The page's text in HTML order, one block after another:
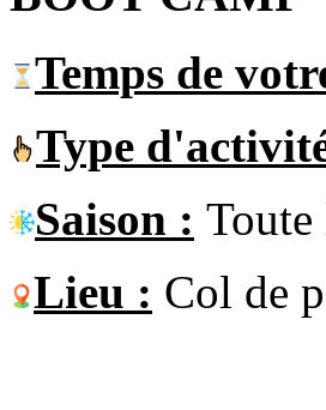
Temps de
Type
Saison : Toute
Lieu : Col de